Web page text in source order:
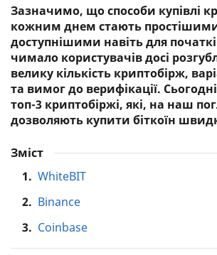
Зазначимо, що способи купівлі
кожним днем стають
доступнішими навіть для
чимало користувачів досі
велику кількість криптобірж,
та вимог до верифікації.
топ-3 криптобіржі, які, на наш
дозволяють купити біткоїн
Зміст
1. WhiteBIT
2. Binance
3. Coinbase